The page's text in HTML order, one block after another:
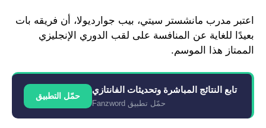
اعتبر مدرب مانشستر سيتي، بيب جوارديولا، أن فريقه بات
بعيدًا للغاية عن المنافسة على لقب الدوري الإنجليزي
الممتاز هذا الموسم.
تابع النتائج المباشرة وتحديثات الفانتازي
حمّل تطبيق Fanzword
حمّل التطبيق